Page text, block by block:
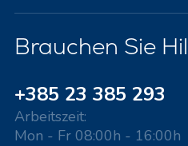
Brauchen Sie
+385 23 385 293
Arbeitszeit:
Mon - Fr 08:00h - 16:00h